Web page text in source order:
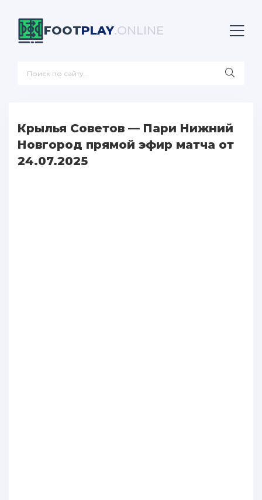
FOOTPLAY.ONLINE
Крылья Советов — Пари Нижний
Новгород прямой эфир матча от
24.07.2025